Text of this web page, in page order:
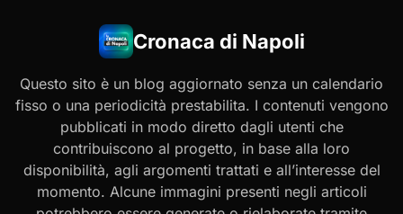
Cronaca di Napoli
Questo sito è un blog aggiornato senza un calendario
fisso o una periodicità prestabilita. I contenuti vengono
pubblicati in modo diretto dagli utenti che
contribuiscono al progetto, in base alla loro
disponibilità, agli argomenti trattati e all’interesse del
momento. Alcune immagini presenti negli articoli